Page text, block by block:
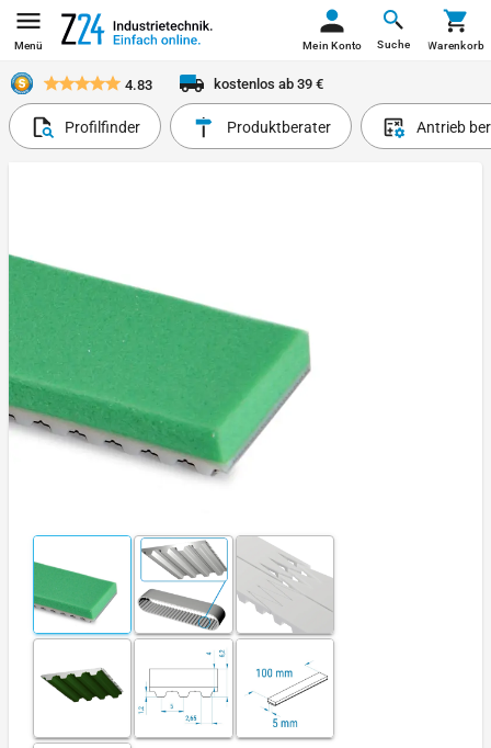
Menü Suche
Mein Konto Warenkorb
4.83 kostenlos ab 39 €
Profilfinder Produktberater Antrieb